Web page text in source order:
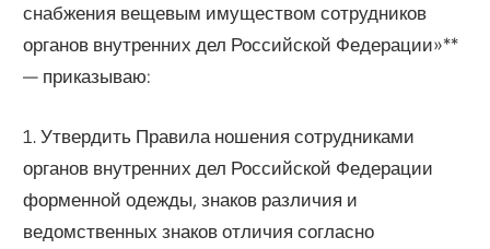
снабжения вещевым имуществом сотрудников
органов внутренних дел Российской Федерации»**
— приказываю:
1. Утвердить Правила ношения сотрудниками
органов внутренних дел Российской Федерации
форменной одежды, знаков различия и
ведомственных знаков отличия согласно